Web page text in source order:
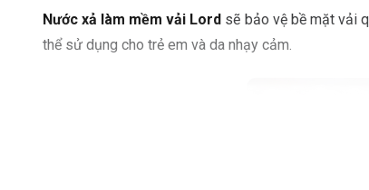
Nước xả làm mềm vải Lord sẽ bảo vệ bề mặt vải
thể sử dụng cho trẻ em và da nhạy cảm.